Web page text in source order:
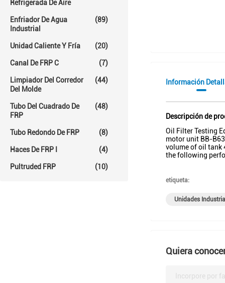
Refrigerada De Aire
Enfriador De Agua
Industrial
(89)
Unidad Caliente Y Fría (20)
Canal De FRP C (7)
Limpiador Del Corredor
Del Molde
(44)
Tubo Del Cuadrado De
FRP
(48)
Tubo Redondo De FRP (8)
Haces De FRP I (4)
Pultruded FRP (10)
Información
Descripción de
Oil Filter Testing
motor unit BB-
volume of oil tank
the following
etiqueta:
Unidades
Quiera
Incorpore por